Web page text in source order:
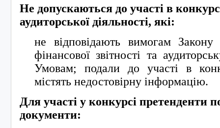
Не допускаються до участі в
аудиторської діяльності, які:
не відповідають вимогам
фінансової звітності та
Умовам; подали до участі в
містять недостовірну інформацію.
Для участі у конкурсі претенденти
документи: